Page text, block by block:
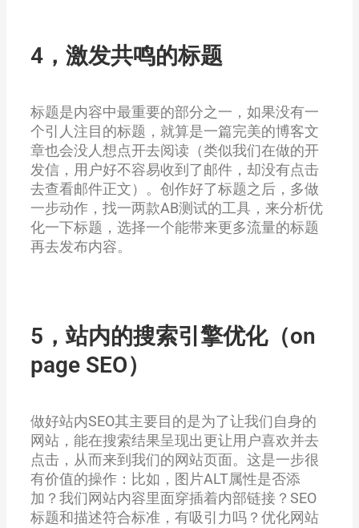
4，激发共鸣的标题
标题是内容中最重要的部分之一，如果没有一
个引人注目的标题，就算是一篇完美的博客文
章也会没人想点开去阅读（类似我们在做的开
发信，用户好不容易收到了邮件，却没有点击
去查看邮件正文）。创作好了标题之后，多做
一步动作，找一两款AB测试的工具，来分析优
化一下标题，选择一个能带来更多流量的标题
再去发布内容。
5，站内的搜索引擎优化（on
page SEO）
做好站内SEO其主要目的是为了让我们自身的
网站，能在搜索结果呈现出更让用户喜欢并去
点击，从而来到我们的网站页面。这是一步很
有价值的操作：比如，图片ALT属性是否添
加？我们网站内容里面穿插着内部链接？SEO
标题和描述符合标准，有吸引力吗？优化网站